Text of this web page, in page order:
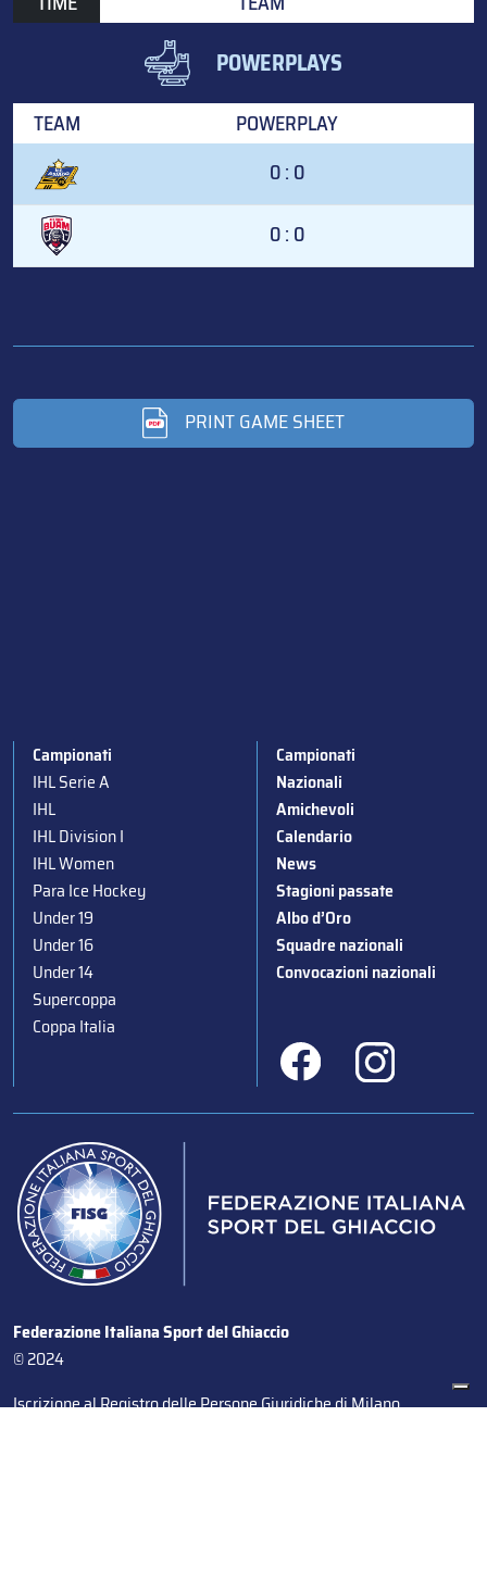
POWERPLAYS
TEAM
POWERPLAY
0 : 0
0 : 0
PRINT GAME SHEET
Campionati
IHL Serie A
IHL
IHL Division I
IHL Women
Para Ice Hockey
Under 19
Under 16
Under 14
Supercoppa
Coppa Italia
Campionati
Nazionali
Amichevoli
Calendario
News
Stagioni passate
Albo d’Oro
Squadre nazionali
Convocazioni nazionali
Federazione Italiana Sport del Ghiaccio
© 2024
Iscrizione al Registro delle Persone Giuridiche di Milano